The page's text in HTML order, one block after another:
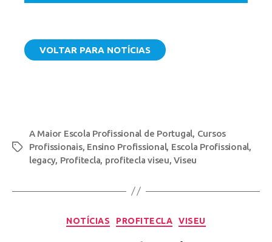
VOLTAR PARA NOTÍCIAS
A Maior Escola Profissional de Portugal, Cursos
Profissionais, Ensino Profissional, Escola Profissional,
legacy, Profitecla, profitecla viseu,Viseu
NOTÍCIAS PROFITECLA VISEU